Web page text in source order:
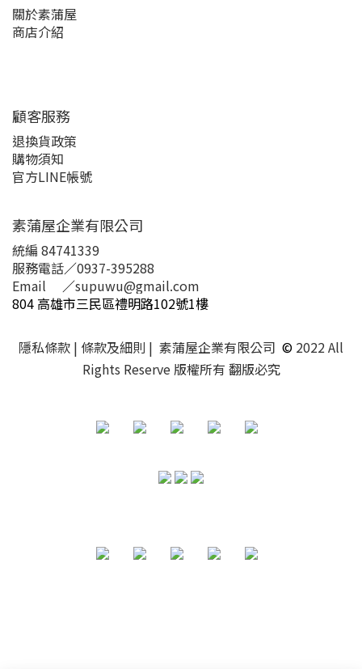
關於素蒲屋
商店介紹
顧客服務
退換貨政策
購物須知
官方LINE帳號
素蒲屋企業有限公司
統編 84741339
服務電話／0937-395288
Email ／supuwu@gmail.com
804 高雄市三民區禮明路102號1樓
隱私條款 | 條款及細則 | 素蒲屋企業有限公司 © 2022 All
Rights Reserve 版權所有 翻版必究